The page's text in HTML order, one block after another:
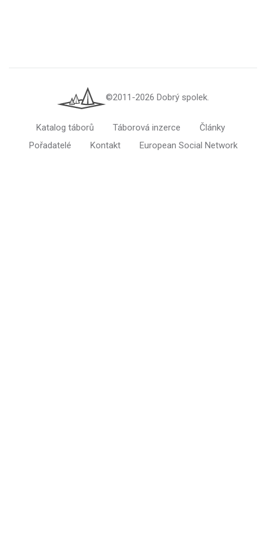
©2011-2026 Dobrý spolek.
Katalog táborů Táborová inzerce
Články
Pořadatelé
Kontakt European Social Network